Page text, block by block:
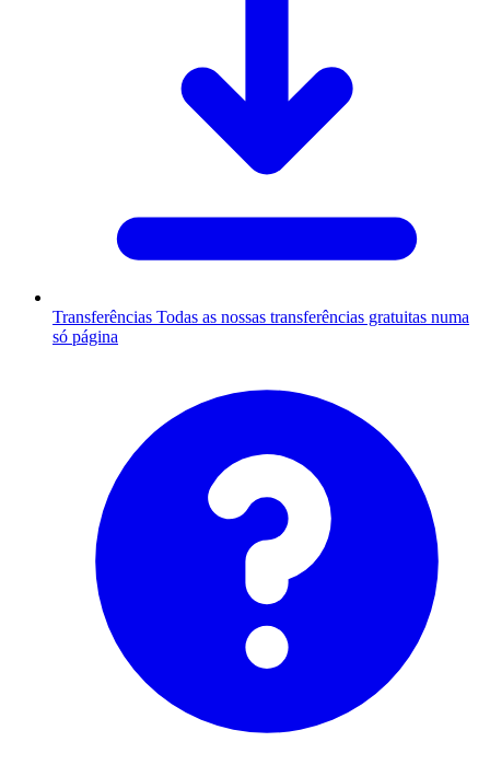
Transferências Todas as nossas transferências gratuitas numa
só página